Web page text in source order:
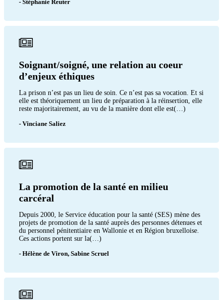
- Stéphanie Reuter
Soignant/soigné, une relation au coeur
d’enjeux éthiques
La prison n’est pas un lieu de soin. Ce n’est pas sa vocation. Et si
elle est théoriquement un lieu de préparation à la réinsertion, elle
reste majoritairement, au vu de la manière dont elle est(…)
- Vinciane Saliez
La promotion de la santé en milieu
carcéral
Depuis 2000, le Service éducation pour la santé (SES) mène des
projets de promotion de la santé auprès des personnes détenues et
du personnel pénitentiaire en Wallonie et en Région bruxelloise.
Ces actions portent sur la(…)
- Hélène de Viron, Sabine Scruel